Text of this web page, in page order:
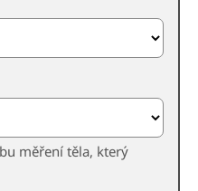
měření těla, který